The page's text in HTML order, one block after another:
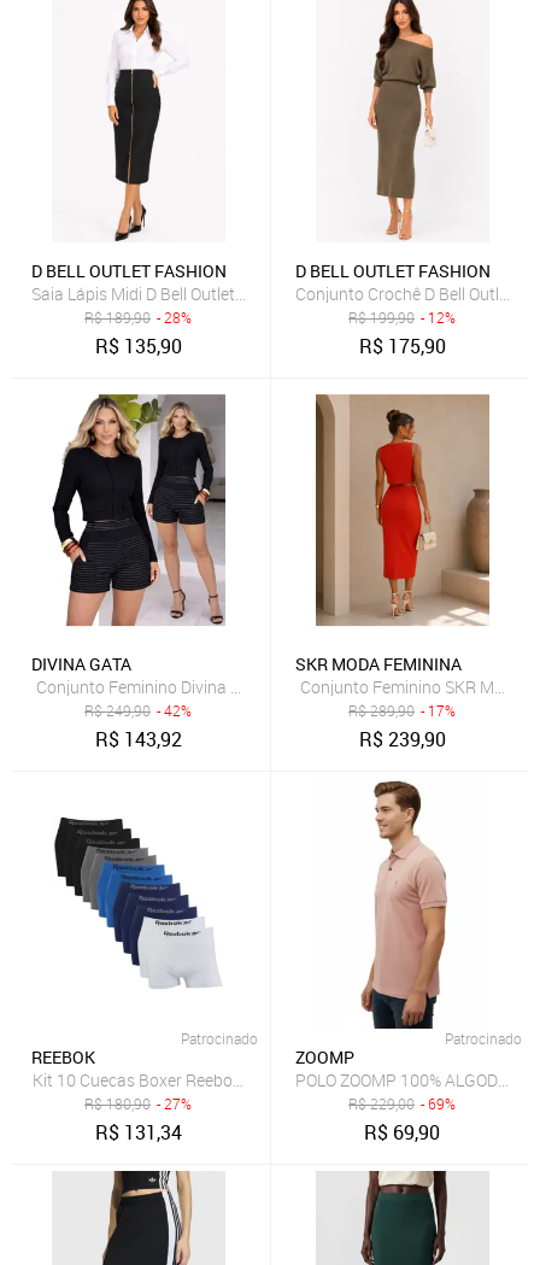
D BELL OUTLET FASHION
Saia Lápis Midi D Bell Outlet Fashion Com Zíper Preto
R$189,90 - 28%
R$ 135,90
D BELL OUTLET FASHION
Conjunto Crochê D Bell Outlet
R$199,90 - 12%
R$ 175,90
DIVINA GATA
R$249,90 - 42%
R$ 143,92
SKR MODA FEMININA
Conjunto Feminino SKR MODA
R$289,90 - 17%
R$239,90
Patrocinado
REEBOK
Kit 10 Cuecas Boxer Reebok Microfibra Sortida
R$180,90 - 27%
R$ 131,34
Patrocinado
ZOOMP
POLO ZOOMP 100% ALGODÃO
R$229,00 - 69%
R$ 69,90